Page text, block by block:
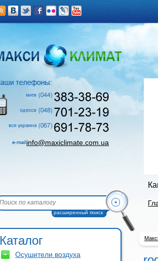
info@maxiclimate.com.ua
расширенный поиск
Каталог
Осушители воздуха